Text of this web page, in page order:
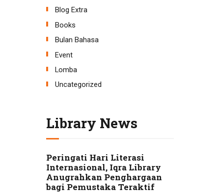
Blog Extra
Books
Bulan Bahasa
Event
Lomba
Uncategorized
Library News
Peringati Hari Literasi
Internasional, Iqra Library
Anugrahkan Penghargaan
bagi Pemustaka Teraktif